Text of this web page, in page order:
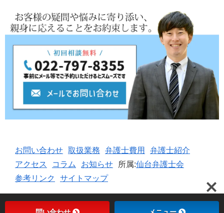
お問い合わせ 取扱業務 弁護士費用
弁護士紹介
アクセス
コラム お知らせ 所属:仙台弁護士会
参考リンク
サイトマップ